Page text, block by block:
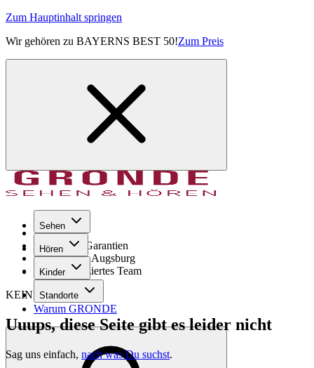
Zum Hauptinhalt springen
Wir gehören zu BAYERNS BEST 50!Zum Preis
Sehen
Hören
Kinder
Standorte
Warum GRONDE
Seit 1971
GRONDE Garantien
8× im Raum Augsburg
Hochqualifiziertes Team
KEINE SORGE!
Uuups, diese Seite gibt es leider nicht
Sag uns einfach, nach was Du suchst.